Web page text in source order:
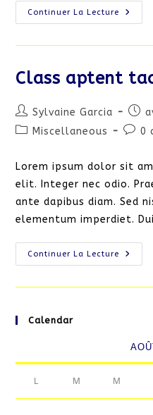
Continuer La Lecture
Tortor
Neque
Class aptent
Auteur/autrice
de
Sylvaine Garcia
PostMiscellaneous
la
0
Lorem ipsum dolor sit
elit. Integer nec odio.
ante dapibus diam. Sed
elementum imperdiet.
Continuer La Lecture
Class
Aptent
Calendar
L M M